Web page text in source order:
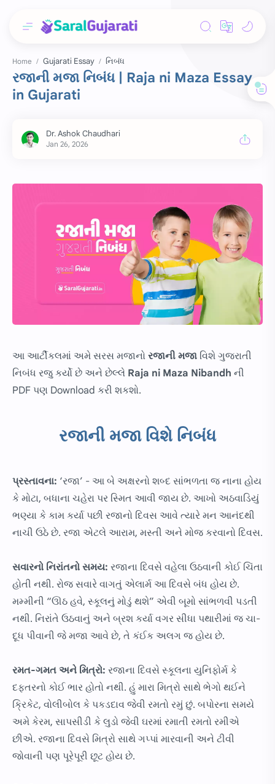
Home Gujarati Essay નિબંધ
રજાની મજા નિબંધ | Raja ni Maza Essay
in Gujarati
આ આર્ટીકલમાં અમે સરસ મજાનો રજાની મજા વિશે ગુજરાતી
નિબંધ રજુ કર્યો છે અને છેલ્લે Raja ni Maza Nibandh ની
PDF પણ Download કરી શકશો.
રજાની મજા વિશે નિબંધ
પ્રસ્તાવના: ‘રજા’ - આ બે અક્ષરનો શબ્દ સાંભળતા જ નાના હોય
કે મોટા, બધાના ચહેરા પર સ્મિત આવી જાય છે. આખો અઠવાડિયું
ભણ્યા કે કામ કર્યા પછી રજાનો દિવસ આવે ત્યારે મન આનંદથી
નાચી ઉઠે છે. રજા એટલે આરામ, મસ્તી અને મોજ કરવાનો દિવસ.
સવારનો નિરાંતનો સમય: રજાના દિવસે વહેલા ઉઠવાની કોઈ ચિંતા
હોતી નથી. રોજ સવારે વાગતું એલાર્મ આ દિવસે બંધ હોય છે.
મમ્મીની “ઊઠ હવે, સ્કૂલનું મોડું થશે” એવી બૂમો સાંભળવી પડતી
નથી. નિરાંતે ઉઠવાનું અને બ્રશ કર્યા વગર સીધા પથારીમાં જ ચા-
દૂધ પીવાની જે મજા આવે છે, તે કંઈક અલગ જ હોય છે.
રમત-ગમત અને મિત્રો: રજાના દિવસે સ્કૂલના યુનિફોર્મ કે
દફ્તરનો કોઈ ભાર હોતો નથી. હું મારા મિત્રો સાથે ભેગો થઈને
ક્રિકેટ, વોલીબોલ કે પકડદાવ જેવી રમતો રમું છું. બપોરના સમયે
અમે કેરમ, સાપસીડી કે લુડો જેવી ઘરમાં રમાતી રમતો રમીએ
છીએ. રજાના દિવસે મિત્રો સાથે ગપ્પાં મારવાની અને ટીવી
જોવાની પણ પૂરેપૂરી છૂટ હોય છે.